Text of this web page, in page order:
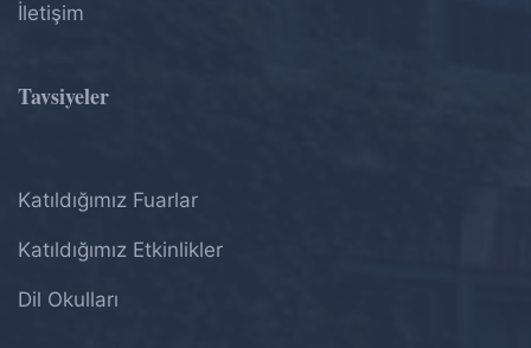
İletişim
Tavsiyeler
Katıldığımız Fuarlar
Katıldığımız Etkinlikler
Dil Okulları